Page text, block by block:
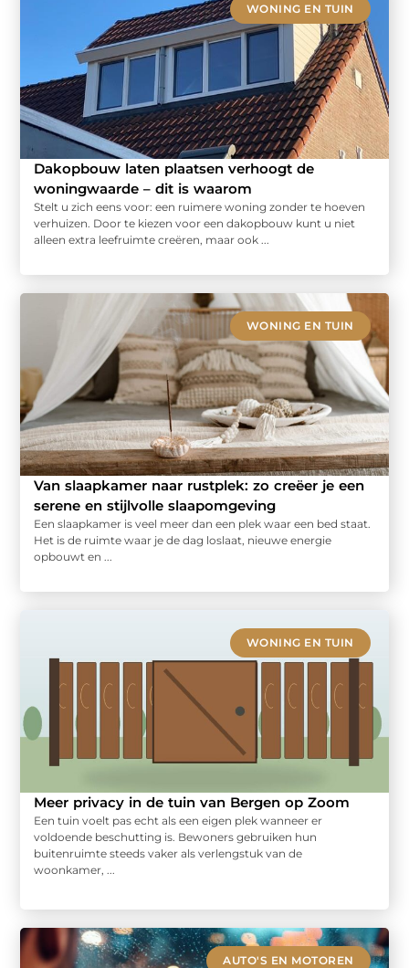
WONING EN TUIN
Dakopbouw laten plaatsen verhoogt de
woningwaarde – dit is waarom
Stelt u zich eens voor: een ruimere woning zonder te hoeven
verhuizen. Door te kiezen voor een dakopbouw kunt u niet
alleen extra leefruimte creëren, maar ook ...
WONING EN TUIN
Van slaapkamer naar rustplek: zo creëer je een
serene en stijlvolle slaapomgeving
Een slaapkamer is veel meer dan een plek waar een bed staat.
Het is de ruimte waar je de dag loslaat, nieuwe energie
opbouwt en ...
WONING EN TUIN
Meer privacy in de tuin van Bergen op Zoom
Een tuin voelt pas echt als een eigen plek wanneer er
voldoende beschutting is. Bewoners gebruiken hun
buitenruimte steeds vaker als verlengstuk van de
woonkamer, ...
AUTO'S EN MOTOREN